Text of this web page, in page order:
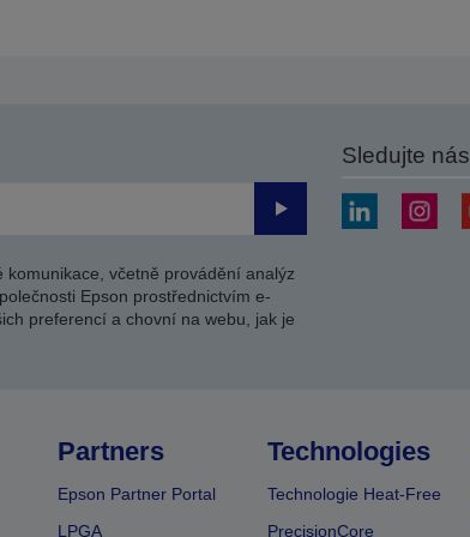
Odeslat
včetně provádění analýz
Epson prostřednictvím e-
preferencí a chovní na webu, jak je
Sledujte nás
Partners
Epson Partner Portal
LPGA
Technologies
Technologie Heat-Free
PrecisionCore